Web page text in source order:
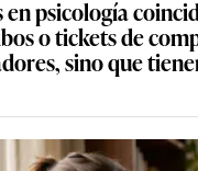
psicología
o tickets de
sino que